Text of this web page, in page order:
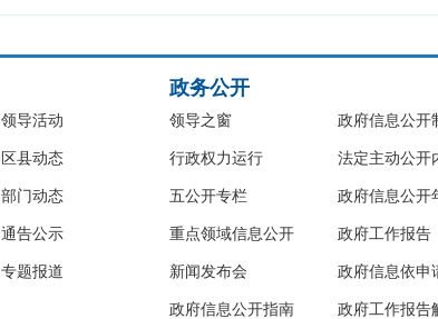
领导活动
区县动态
部门动态
通告公示
专题报道
政务公开
领导之窗
行政权力运行
五公开专栏
重点领域信息公开
新闻发布会
政府信息公开指南
政府信息公开
法定主动公开
政府信息公开
政府工作报告
政府信息依申
政府工作报告